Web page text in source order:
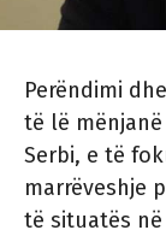
Perëndimi
të lë
Serbi, e të
marrëveshje
të situatës